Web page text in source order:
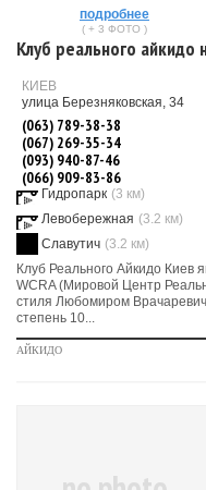
подробнее
( + 3 ФОТО )
Клуб реального
КИЕВ
улица Березняковская, 34
(063) 789-38-38
(067) 269-35-34
(093) 940-87-46
(066) 909-83-86
Гидропарк (3 км)
Левобережная (3.2 км)
Славутич (3.2 км)
Клуб Реального Айкидо Киев
WCRA (Мировой Центр
стиля Любомиром
степень 10...
АЙКИДО